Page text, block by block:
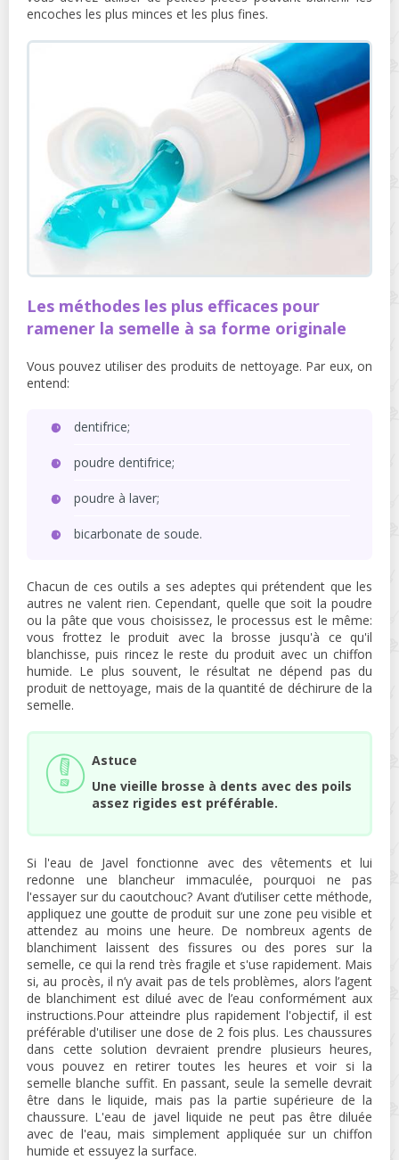
encoches les plus minces et les plus fines.
Les méthodes les plus efficaces pour
ramener la semelle à sa forme originale
Vous pouvez utiliser des produits de nettoyage. Par eux, on
entend:
dentifrice;
poudre dentifrice;
poudre à laver;
bicarbonate de soude.
Chacun de ces outils a ses adeptes qui prétendent que les
autres ne valent rien. Cependant, quelle que soit la poudre
ou la pâte que vous choisissez, le processus est le même:
vous frottez le produit avec la brosse jusqu'à ce qu'il
blanchisse, puis rincez le reste du produit avec un chiffon
humide. Le plus souvent, le résultat ne dépend pas du
produit de nettoyage, mais de la quantité de déchirure de la
semelle.
Astuce
Une vieille brosse à dents avec des poils
assez rigides est préférable.
Si l'eau de Javel fonctionne avec des vêtements et lui
redonne une blancheur immaculée, pourquoi ne pas
l'essayer sur du caoutchouc? Avant d’utiliser cette méthode,
appliquez une goutte de produit sur une zone peu visible et
attendez au moins une heure. De nombreux agents de
blanchiment laissent des fissures ou des pores sur la
semelle, ce qui la rend très fragile et s'use rapidement. Mais
si, au procès, il n’y avait pas de tels problèmes, alors l’agent
de blanchiment est dilué avec de l’eau conformément aux
instructions.Pour atteindre plus rapidement l'objectif, il est
préférable d'utiliser une dose de 2 fois plus. Les chaussures
dans cette solution devraient prendre plusieurs heures,
vous pouvez en retirer toutes les heures et voir si la
semelle blanche suffit. En passant, seule la semelle devrait
être dans le liquide, mais pas la partie supérieure de la
chaussure. L'eau de javel liquide ne peut pas être diluée
avec de l'eau, mais simplement appliquée sur un chiffon
humide et essuyez la surface.